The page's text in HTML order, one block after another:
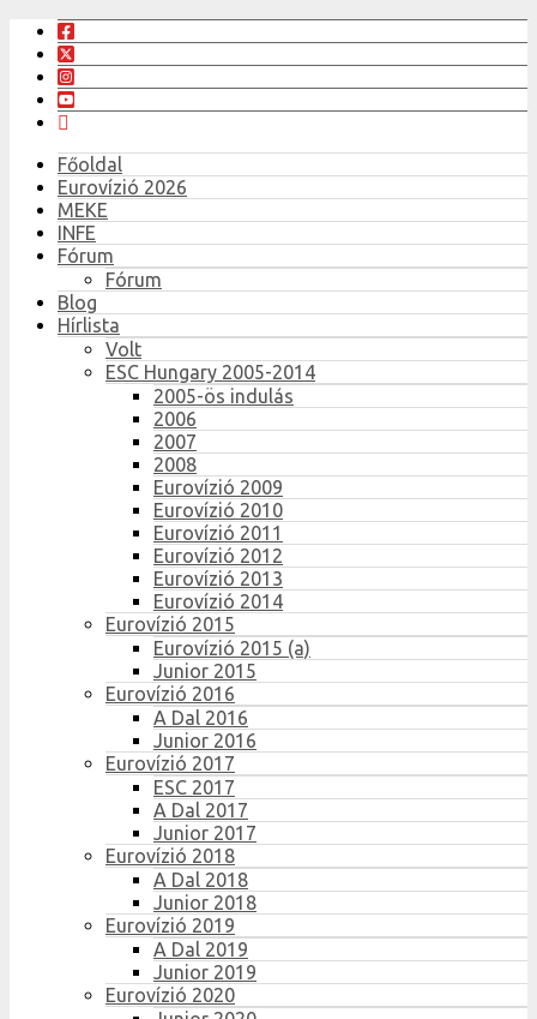
Főoldal
Eurovízió 2026
MEKE
INFE
Fórum
Fórum
Blog
Hírlista
Volt
ESC Hungary 2005-2014
2005-ös indulás
2006
2007
2008
Eurovízió 2009
Eurovízió 2010
Eurovízió 2011
Eurovízió 2012
Eurovízió 2013
Eurovízió 2014
Eurovízió 2015
Eurovízió 2015 (a)
Junior 2015
Eurovízió 2016
A Dal 2016
Junior 2016
Eurovízió 2017
ESC 2017
A Dal 2017
Junior 2017
Eurovízió 2018
A Dal 2018
Junior 2018
Eurovízió 2019
A Dal 2019
Junior 2019
Eurovízió 2020